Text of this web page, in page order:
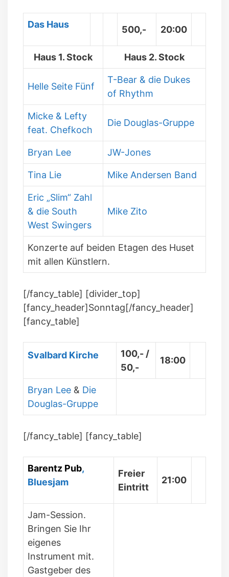
Das Haus 500,- 20:00
Haus 1. Stock Haus 2. Stock
Helle Seite Fünf
T-Bear & die Dukes
of Rhythm
Micke & Lefty
feat. Chefkoch
Die Douglas-Gruppe
Bryan Lee JW-Jones
Tina Lie Mike Andersen Band
Eric „Slim“ Zahl
& die South
West Swingers
Mike Zito
Konzerte auf beiden Etagen des Huset
mit allen Künstlern.
[/fancy_table] [divider_top]
[fancy_header]Sonntag[/fancy_header]
[fancy_table]
Svalbard Kirche
100,- /
50,-
18:00
Bryan Lee & Die
Douglas-Gruppe
[/fancy_table] [fancy_table]
Barentz Pub,
Bluesjam
Freier
Eintritt
21:00
Jam-Session.
Bringen Sie Ihr
eigenes
Instrument mit.
Gastgeber des